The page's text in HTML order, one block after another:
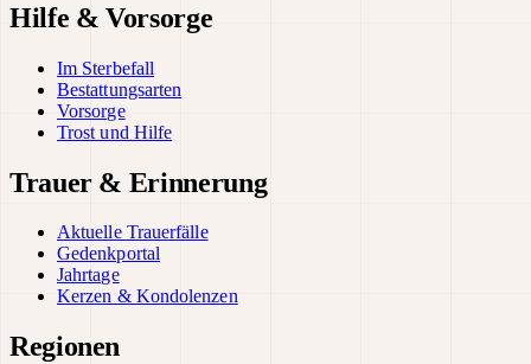
Hilfe & Vorsorge
Im Sterbefall
Bestattungsarten
Vorsorge
Trost und Hilfe
Trauer & Erinnerung
Aktuelle Trauerfälle
Gedenkportal
Jahrtage
Kerzen & Kondolenzen
Regionen